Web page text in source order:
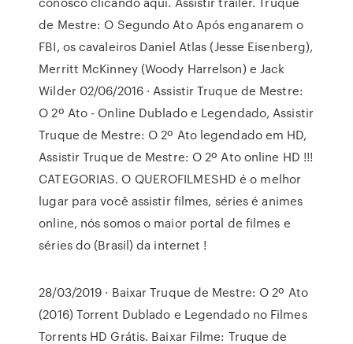
de Mestre: O Segundo Ato Após enganarem o
FBI, os cavaleiros Daniel Atlas (Jesse Eisenberg),
Merritt McKinney (Woody Harrelson) e Jack
Wilder 02/06/2016 · Assistir Truque de Mestre:
O 2º Ato - Online Dublado e Legendado, Assistir
Truque de Mestre: O 2º Ato legendado em HD,
Assistir Truque de Mestre: O 2º Ato online HD !!!
CATEGORIAS. O QUEROFILMESHD é o melhor
lugar para você assistir filmes, séries é animes
online, nós somos o maior portal de filmes e
séries do (Brasil) da internet !
28/03/2019 · Baixar Truque de Mestre: O 2º Ato
(2016) Torrent Dublado e Legendado no Filmes
Torrents HD Grátis. Baixar Filme: Truque de